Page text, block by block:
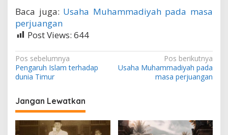
Baca juga: Usaha Muhammadiyah pada masa
perjuangan
Post Views: 644
N
a
i
g
Pos sebelumnya
Pengaruh Islam terhadap
dunia Timur
Pos berikutnya
Usaha Muhammadiyah pada
masa perjuangan
Jangan Lewatkan